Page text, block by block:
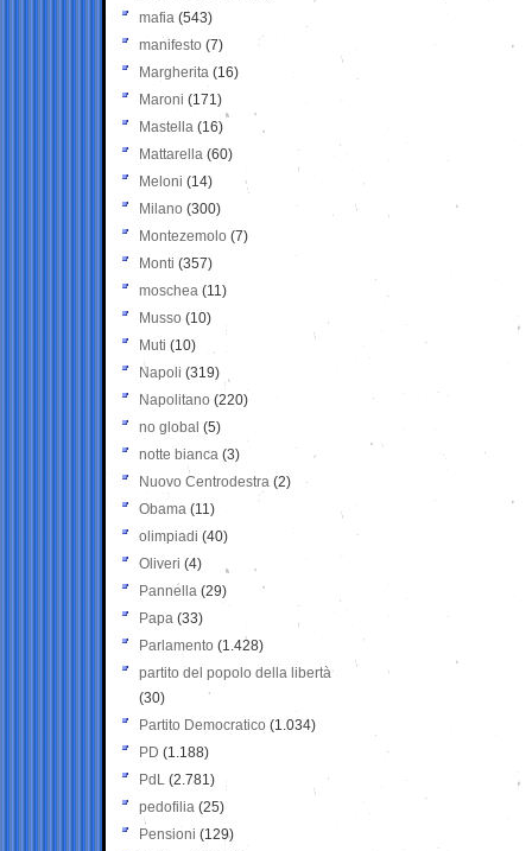
mafia (543)
manifesto (7)
Margherita (16)
Maroni (171)
Mastella (16)
Mattarella (60)
Meloni (14)
Milano (300)
Montezemolo (7)
Monti (357)
moschea (11)
Musso (10)
Muti (10)
Napoli (319)
Napolitano (220)
no global (5)
notte bianca (3)
Nuovo Centrodestra (2)
Obama (11)
olimpiadi (40)
Oliveri (4)
Pannella (29)
Papa (33)
Parlamento (1.428)
partito del popolo della libertà
(30)
Partito Democratico (1.034)
PD (1.188)
PdL (2.781)
pedofilia (25)
Pensioni (129)